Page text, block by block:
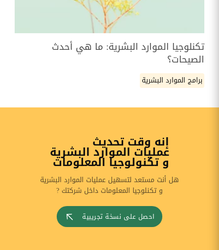
تكنلوجيا الموارد البشرية: ما هي أحدث
الصيحات؟
برامج الموارد البشرية
إنه وقت تحديث
عمليات الموارد البشرية
و تكنولوجيا المعلومات
هل أنت مستعد لتسهيل عمليات الموارد البشرية
و تكنلوجيا المعلومات داخل شركتك ?
احصل على نسخة تجريبية